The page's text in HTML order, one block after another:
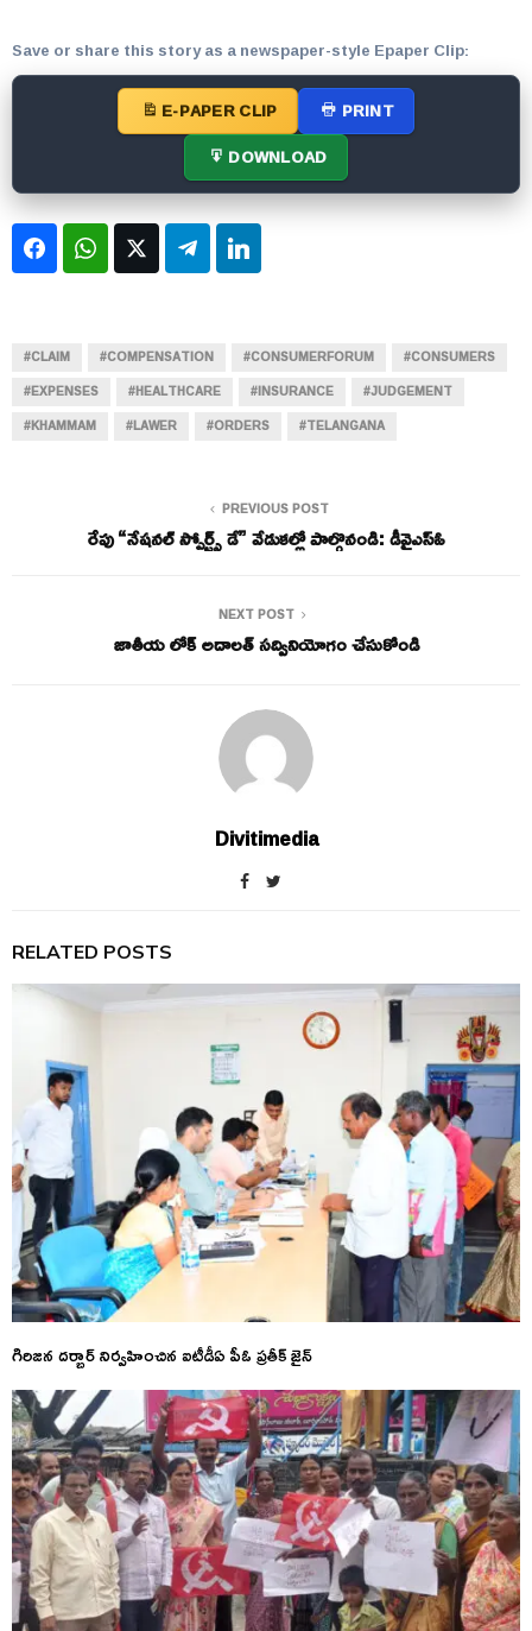
Save or share this story as a newspaper-style Epaper Clip:
E-PAPER CLIP
PRINT
DOWNLOAD
FacebookWhatsApp
Twitter Telegram
#CLAIM #COMPENSATION #CONSUMERFORUM
#CONSUMERS
#EXPENSES
#HEALTHCARE #INSURANCE
#JUDGEMENT
#KHAMMAM
#LAWER #ORDERS #TELANGANA
PREVIOUS POST
రేపు “నేషనల్ స్పోర్ట్స్ డే” వేడుకల్లో పాల్గొనండి: డీవైఎస్ఓ
NEXT POST
జాతీయ లోక్ అదాలత్ సద్వినియోగం చేసుకోండి
Divitimedia
RELATED POSTS
గిరిజన దర్బార్ నిర్వహించిన ఐటీడీఏ పీఓ ప్రతీక్ జైన్